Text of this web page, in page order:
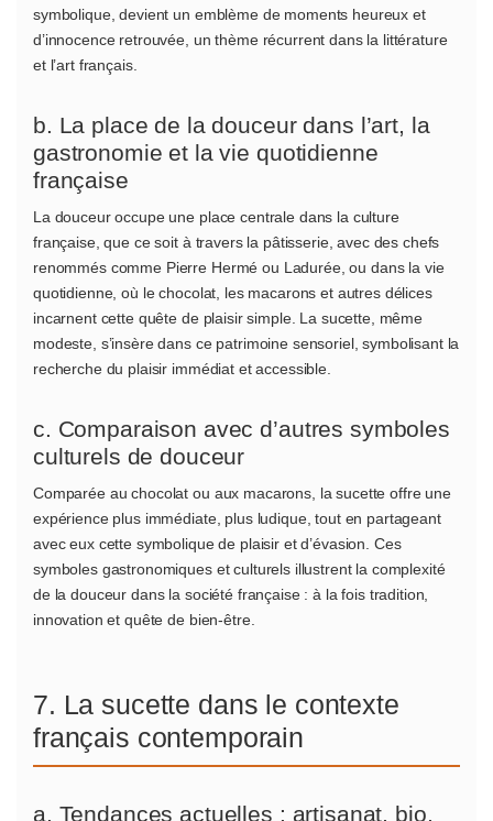
symbolique, devient un emblème de moments heureux et
d’innocence retrouvée, un thème récurrent dans la littérature
et l’art français.
b. La place de la douceur dans l’art, la
gastronomie et la vie quotidienne
française
La douceur occupe une place centrale dans la culture
française, que ce soit à travers la pâtisserie, avec des chefs
renommés comme Pierre Hermé ou Ladurée, ou dans la vie
quotidienne, où le chocolat, les macarons et autres délices
incarnent cette quête de plaisir simple. La sucette, même
modeste, s’insère dans ce patrimoine sensoriel, symbolisant la
recherche du plaisir immédiat et accessible.
c. Comparaison avec d’autres symboles
culturels de douceur
Comparée au chocolat ou aux macarons, la sucette offre une
expérience plus immédiate, plus ludique, tout en partageant
avec eux cette symbolique de plaisir et d’évasion. Ces
symboles gastronomiques et culturels illustrent la complexité
de la douceur dans la société française : à la fois tradition,
innovation et quête de bien-être.
7. La sucette dans le contexte
français contemporain
a. Tendances actuelles : artisanat, bio,